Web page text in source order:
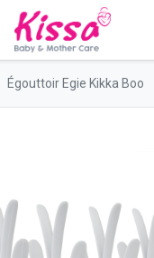
Égouttoir Egie Kikka Boo